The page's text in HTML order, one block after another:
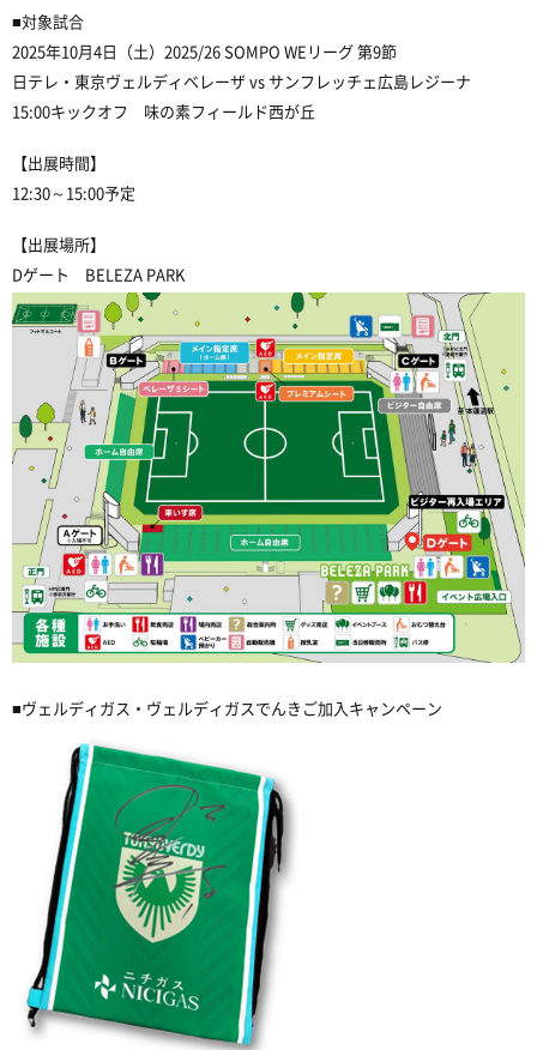
■対象試合
2025年10月4日（土）2025/26 SOMPO WEリーグ 第9節
日テレ・東京ヴェルディベレーザ vs サンフレッチェ広島レジーナ
15:00キックオフ 味の素フィールド西が丘
【出展時間】
12:30～15:00予定
【出展場所】
Dゲート BELEZA PARK
■ヴェルディガス・ヴェルディガスでんきご加入キャンペーン